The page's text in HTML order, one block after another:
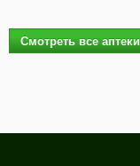
Смотреть все аптеки